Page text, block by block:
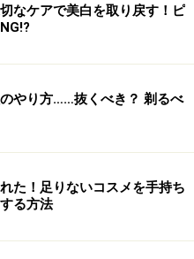
なケアで美白を取り戻す！ピ
やり方……抜くべき？ 剃るべ
た！足りないコスメを手持ち
る方法